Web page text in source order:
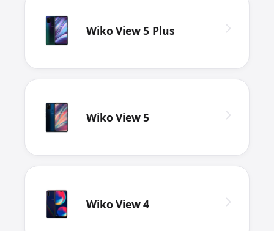
Wiko View 5 Plus
Wiko View 5
Wiko View 4